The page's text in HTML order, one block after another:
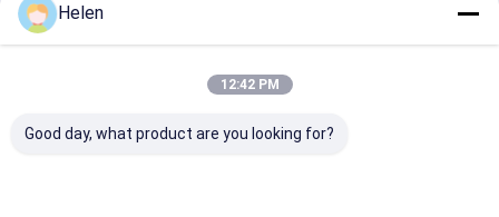
Produits Recommandés
Helen
12:42 PM
Good day, what product are you looking for?